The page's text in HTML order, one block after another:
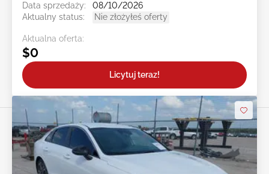
Data sprzedaży:
08/10/2026
Aktualny status:
Nie złożyłeś oferty
Aktualna oferta:
$0
Licytuj teraz!